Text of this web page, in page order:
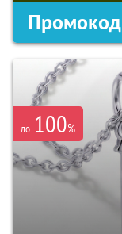
Промокод
до 100%